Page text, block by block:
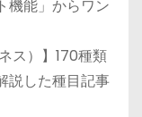
機能」からワン
ス）】170種類
説した種目記事